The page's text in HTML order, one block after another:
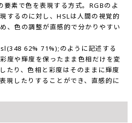
素で色を表現する方式。RGBのよ
するのに対し、HSLは人間の視覚的
、色の調整が直感的で分かりやすい
62% 71%);のように記述する
度や輝度を保ったまま色相だけを変
たり、色相と彩度はそのままに輝度
現したりすることができ、直感的に